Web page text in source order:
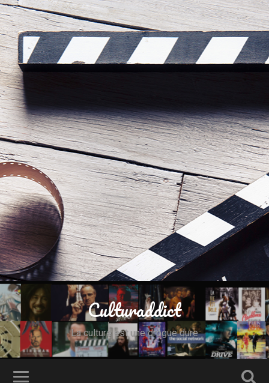
Culturaddict
La culture est une drogue dure